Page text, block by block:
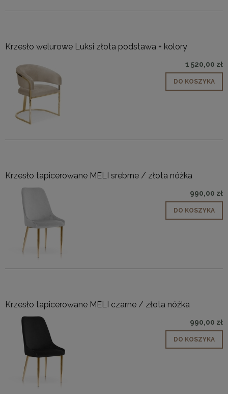
Krzesło welurowe Luksi złota podstawa + kolory
1 520,00 zł
DO KOSZYKA
Krzesło tapicerowane MELI srebrne / złota nóżka
990,00 zł
DO KOSZYKA
Krzesło tapicerowane MELI czarne / złota nóżka
990,00 zł
DO KOSZYKA